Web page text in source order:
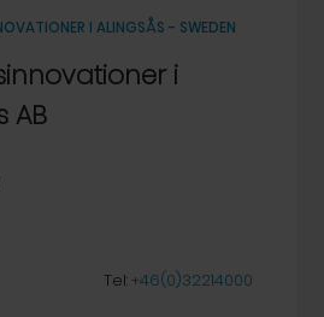
I ALINGSÅS - SWEDEN
i
AB
Tel:+46(0)32214000